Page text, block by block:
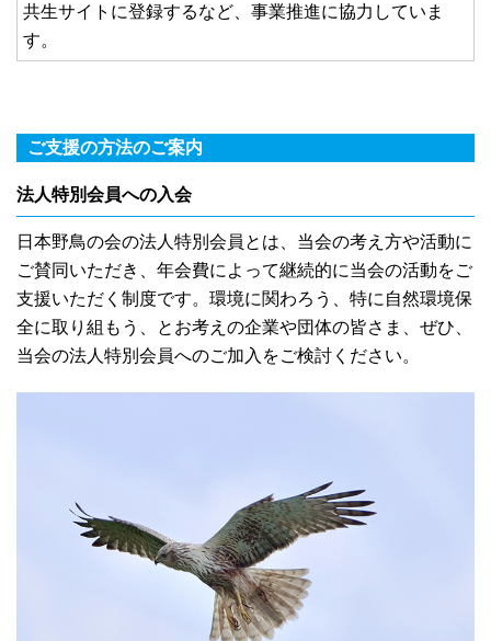
共生サイトに登録するなど、事業推進に協力していま
す。
ご支援の方法のご案内
法人特別会員への入会
日本野鳥の会の法人特別会員とは、当会の考え方や活動に
ご賛同いただき、年会費によって継続的に当会の活動をご
支援いただく制度です。環境に関わろう、特に自然環境保
全に取り組もう、とお考えの企業や団体の皆さま、ぜひ、
当会の法人特別会員へのご加入をご検討ください。